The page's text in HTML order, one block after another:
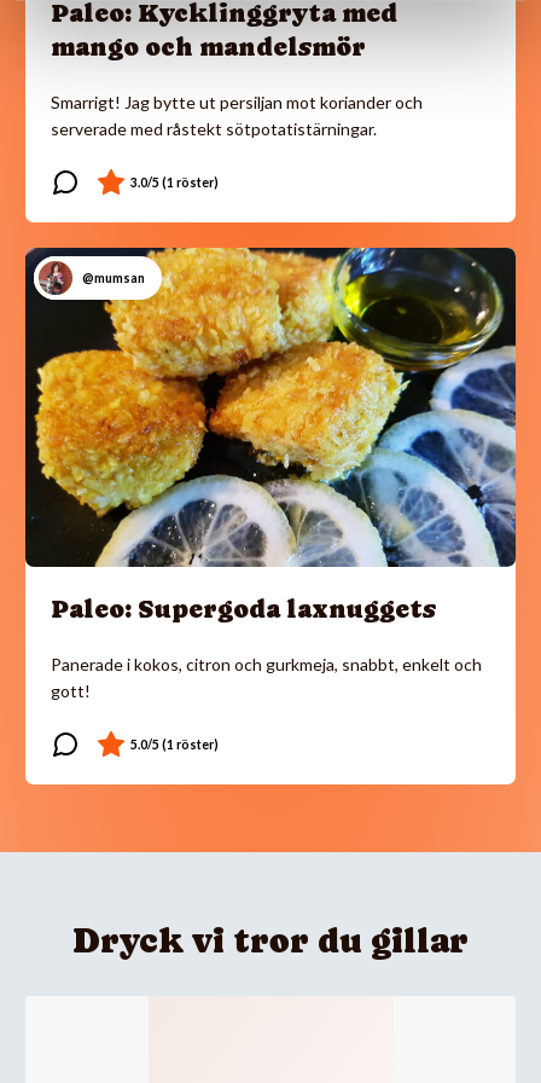
Paleo: Kycklinggryta med
mango och mandelsmör
Smarrigt! Jag bytte ut persiljan mot koriander och
serverade med råstekt sötpotatistärningar.
@mumsan
Paleo: Supergoda laxnuggets
Panerade i kokos, citron och gurkmeja, snabbt, enkelt och
gott!
Dryck vi tror du gillar